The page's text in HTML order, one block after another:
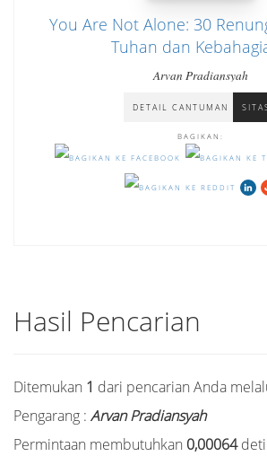
You Are Not Alone: 30
Tuhan dan
Arvan Pradiansyah
DETAIL CANTUMAN
BAGIKAN:
Hasil Pencarian
Ditemukan 1 dari pencarian Anda
Pengarang : Arvan Pradiansyah
Permintaan membutuhkan 0,00064